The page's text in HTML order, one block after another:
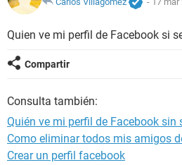
Quien ve mi perfil de Facebook si
Compartir
Consulta también:
Quién ve mi perfil de Facebook sin
Como eliminar todos mis amigos
Crear un perfil facebook